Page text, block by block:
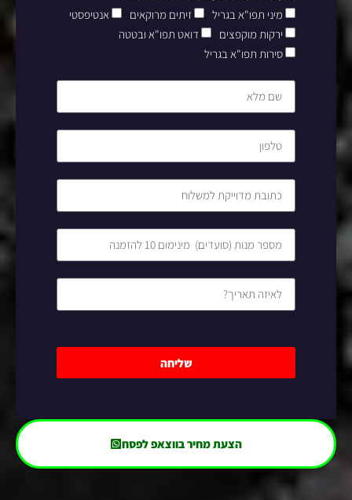
מיני תפו"א בגריל זיתים מרוקאים
אנטיפסטי
ירקות מוקפצים
דואט תפו"א ובטטה
סירות תפו"א בגריל
שליחה
הצעת מחיר בווצאפ לפסח